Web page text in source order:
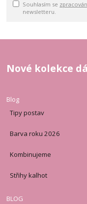
Souhlasím se
newsletteru.
Nové kolekce
Blog
Tipy postav
Barva roku 2026
Kombinujeme
Střihy kalhot
BLOG